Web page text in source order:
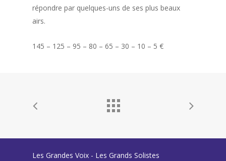
répondre par quelques-uns de ses plus beaux
airs.
145 – 125 – 95 – 80 – 65 – 30 – 10 – 5 €
Les Grandes Voix - Les Grands Solistes